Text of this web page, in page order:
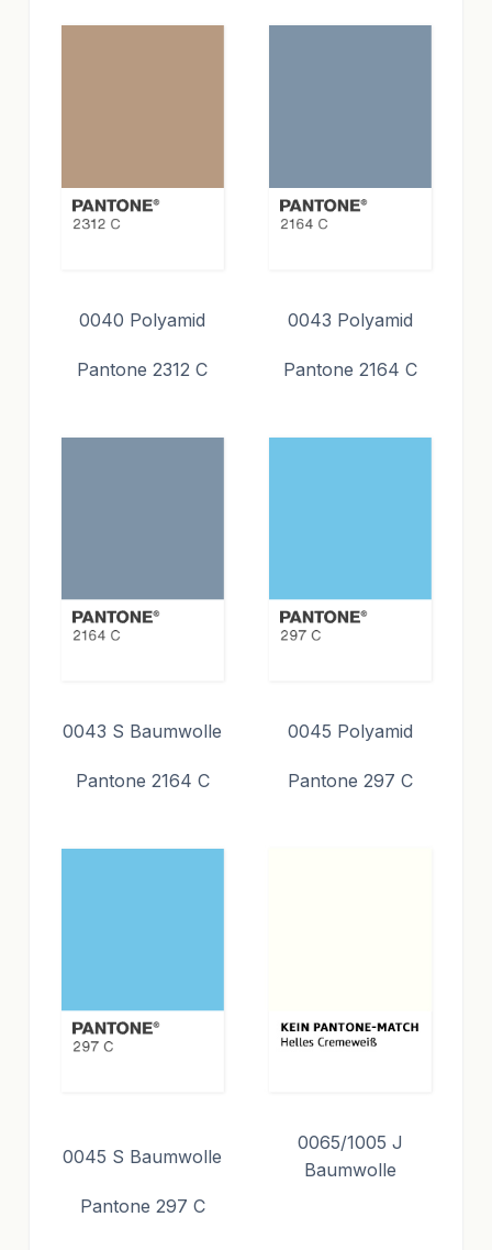
0040 Polyamid
Pantone 2312 C
0043 Polyamid
Pantone 2164 C
0043 S Baumwolle
Pantone 2164 C
0045 Polyamid
Pantone 297 C
0045 S Baumwolle
Pantone 297 C
0065/1005 J
Baumwolle